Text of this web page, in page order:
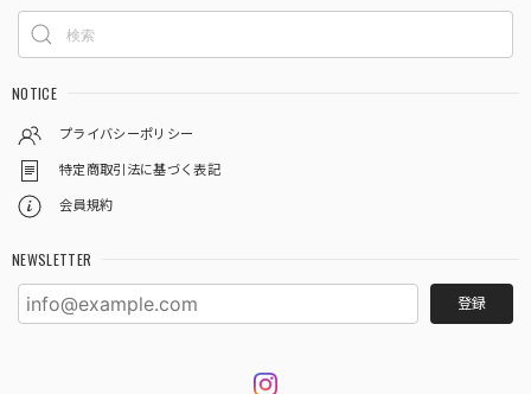
NOTICE
プライバシーポリシー
特定商取引法に基づく表記
会員規約
NEWSLETTER
登録